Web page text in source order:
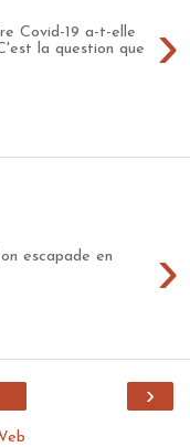
›
Covid-19 a-t-elle
la question que
›
escapade en
›